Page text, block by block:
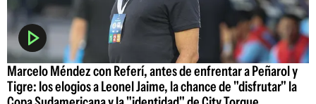
Marcelo Méndez con Referí, antes de enfrentar a Peñarol y
Tigre: los elogios a Leonel Jaime, la chance de "disfrutar" la